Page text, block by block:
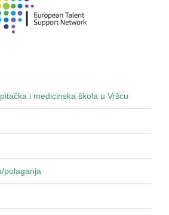
i medicinska škola u Vršcu
polaganja